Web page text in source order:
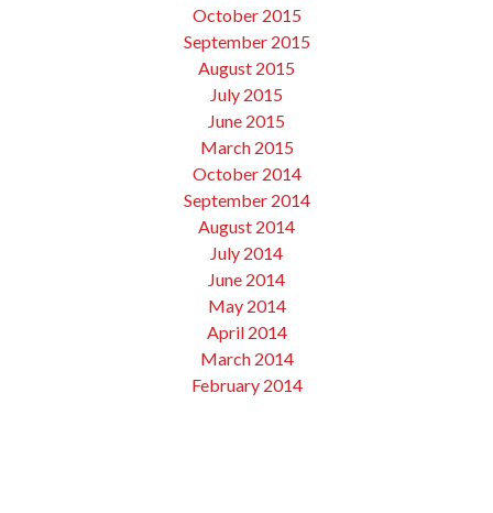
October 2015
September 2015
August 2015
July 2015
June 2015
March 2015
October 2014
September 2014
August 2014
July 2014
June 2014
May 2014
April 2014
March 2014
February 2014